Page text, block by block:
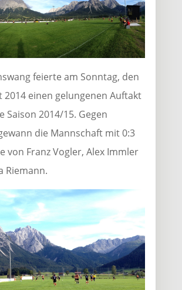
feierte am Sonntag, den
2014 einen gelungenen Auftakt
Saison 2014/15. Gegen
die Mannschaft mit 0:3
von Franz Vogler, Alex Immler
Riemann.